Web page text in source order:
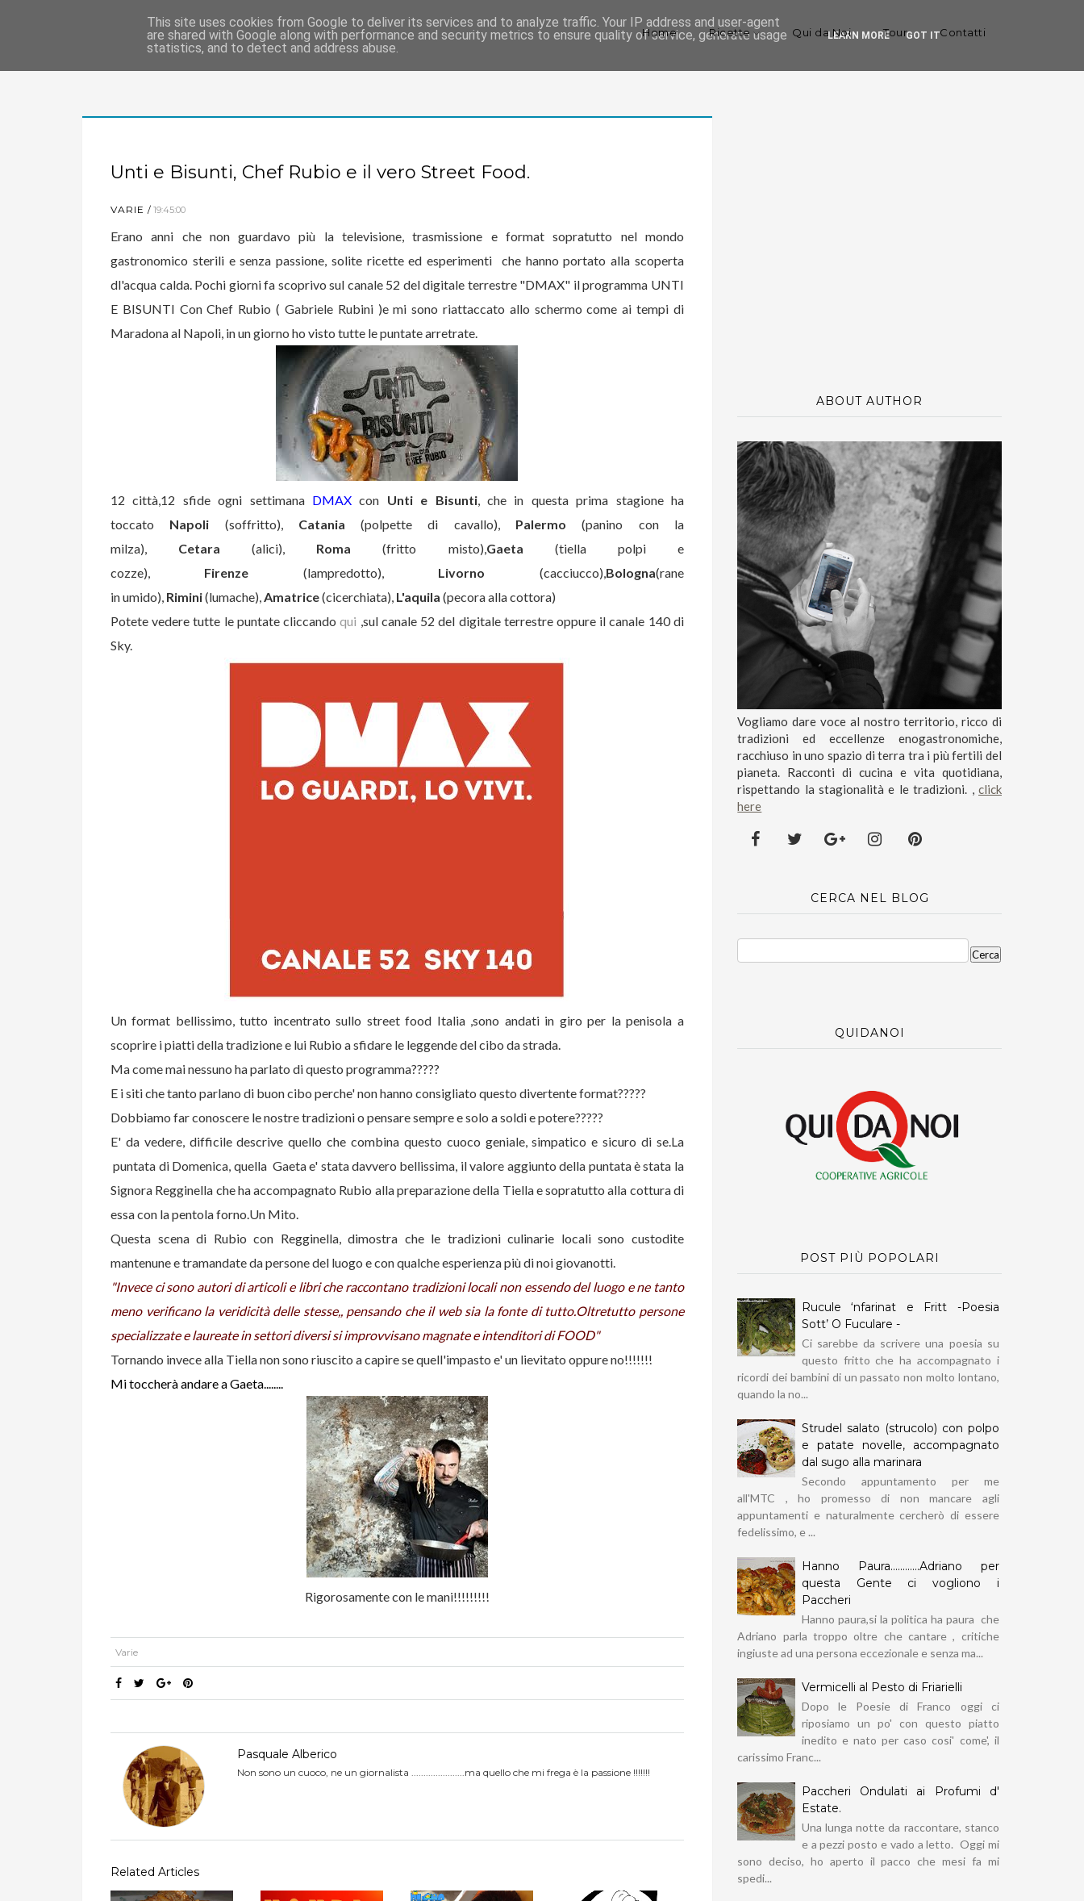
Home Ricette Qui da Noi Tour Contatti
Unti e Bisunti, Chef Rubio e il vero Street Food.
VARIE 19:45:00
Erano anni che non guardavo più la televisione, trasmissione e format sopratutto nel mondo
gastronomico sterili e senza passione, solite ricette ed esperimenti che hanno portato alla scoperta
dl'acqua calda. Pochi giorni fa scoprivo sul canale 52 del digitale terrestre "DMAX" il programma UNTI
E BISUNTI Con Chef Rubio ( Gabriele Rubini )e mi sono riattaccato allo schermo come ai tempi di
Maradona al Napoli, in un giorno ho visto tutte le puntate arretrate.
12 città,12 sfide ogni settimana DMAXcon Unti e Bisunti, che in questa prima stagione ha
toccato Napoli (soffritto), Catania (polpette di cavallo),Palermo (panino con la
milza), Cetara (alici), Roma (fritto misto),Gaeta (tiella polpi e
cozze), Firenze (lampredotto), Livorno (cacciucco),Bologna(rane
in umido), Rimini(lumache),Amatrice(cicerchiata), L'aquila (pecora alla cottora)
Potete vedere tutte le puntate cliccando qui ,sul canale 52 del digitale terrestre oppure il canale 140 di
Sky.
Un format bellissimo, tutto incentrato sullo street food Italia ,sono andati in giro per la penisola a
scoprire i piatti della tradizione e lui Rubio a sfidare le leggende del cibo da strada.
Ma come mai nessuno ha parlato di questo programma?????
E i siti che tanto parlano di buon cibo perche' non hanno consigliato questo divertente format?????
Dobbiamo far conoscere le nostre tradizioni o pensare sempre e solo a soldi e potere?????
E' da vedere, difficile descrive quello che combina questo cuoco geniale, simpatico e sicuro di se.La
puntata di Domenica, quella Gaeta e' stata davvero bellissima, il valore aggiunto della puntata è stata la
Signora Regginella che ha accompagnato Rubio alla preparazione della Tiella e sopratutto alla cottura di
essa con la pentola forno.Un Mito.
Questa scena di Rubio con Regginella, dimostra che le tradizioni culinarie locali sono custodite
mantenune e tramandate da persone del luogo e con qualche esperienza più di noi giovanotti.
"Invece ci sono autori di articoli e libri che raccontano tradizioni locali non essendo del luogo e ne tanto
meno verificano la veridicità delle stesse,, pensando che il web sia la fonte di tutto.Oltretutto persone
specializzate e laureate in settori diversi si improvvisano magnate e intenditori di FOOD"
Tornando invece alla Tiella non sono riuscito a capire se quell'impasto e' un lievitato oppure no!!!!!!!
Mi toccherà andare a Gaeta........
Rigorosamente con le mani!!!!!!!!!
Varie
Pasquale Alberico
Non sono un cuoco, ne un giornalista ......................ma quello che mi frega è la passione !!!!!!!
Related Articles
ABOUT AUTHOR
Vogliamo dare voce al nostro territorio, ricco di
tradizioni ed eccellenze enogastronomiche,
racchiuso in uno spazio di terra tra i più fertili del
pianeta. Racconti di cucina e vita quotidiana,
rispettando la stagionalità e le tradizioni. , click
here
CERCA NEL BLOG
QUIDANOI
POST PIÙ POPOLARI
Rucule ‘nfarinat e Fritt -Poesia
Sott’ O Fuculare -
Ci sarebbe da scrivere una poesia su
questo fritto che ha accompagnato i
ricordi dei bambini di un passato non molto lontano,
quando la no...
Strudel salato (strucolo) con polpo
e patate novelle, accompagnato
dal sugo alla marinara
Secondo appuntamento per me
all'MTC , ho promesso di non mancare agli
appuntamenti e naturalmente cercherò di essere
fedelissimo, e ...
Hanno Paura............Adriano per
questa Gente ci vogliono i
Paccheri
Hanno paura,si la politica ha paura che
Adriano parla troppo oltre che cantare , critiche
ingiuste ad una persona eccezionale e senza ma...
Vermicelli al Pesto di Friarielli
Dopo le Poesie di Franco oggi ci
riposiamo un po' con questo piatto
inedito e nato per caso cosi' come', il
carissimo Franc...
Paccheri Ondulati ai Profumi d'
Estate.
Una lunga notte da raccontare, stanco
e a pezzi posto e vado a letto. Oggi mi
sono deciso, ho aperto il pacco che mesi fa mi
spedi...
This site uses cookies from Google to deliver its services and to analyze traffic. Your IP address and user-agent
are shared with Google along with performance and security metrics to ensure quality of service, generate usage
statistics, and to detect and address abuse.
LEARN MORE GOT IT